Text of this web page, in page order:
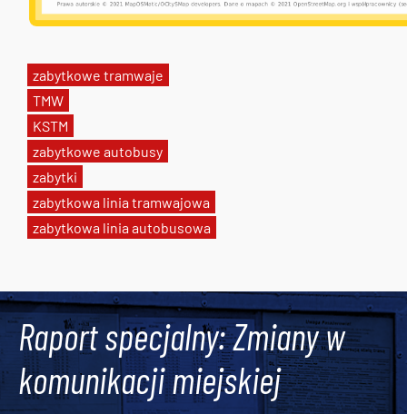
zabytkowe tramwaje
TMW
KSTM
zabytkowe autobusy
zabytki
zabytkowa linia tramwajowa
zabytkowa linia autobusowa
Raport specjalny: Zmiany w
komunikacji miejskiej